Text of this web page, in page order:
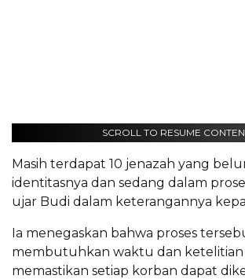
SCROLL TO RESUME
Masih terdapat 10 jenazah yang
identitasnya dan sedang dalam
ujar Budi dalam keterangannya
Ia menegaskan bahwa proses
membutuhkan waktu dan
memastikan setiap korban dapat